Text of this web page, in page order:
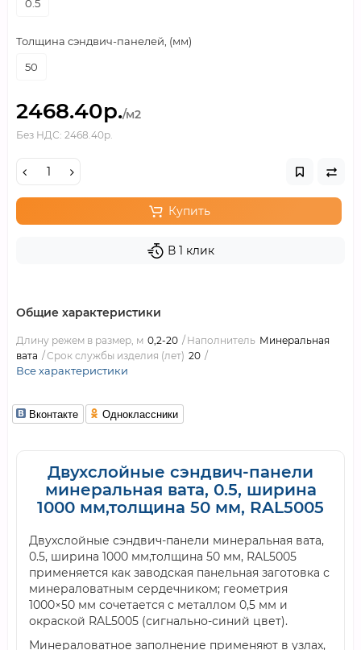
0.5
Толщина сэндвич-панелей, (мм)
50
2468.40р./м2
Без НДС: 2468.40р.
Купить
В 1 клик
Общие характеристики
Длину режем в размер, м 0,2-20 Наполнитель Минеральная
вата
Срок службы изделия (лет) 20
Все характеристики
Вконтакте Одноклассники
Двухслойные сэндвич-панели
минеральная вата, 0.5, ширина
1000 мм,толщина 50 мм, RAL5005
Двухслойные сэндвич-панели минеральная вата,
0.5, ширина 1000 мм,толщина 50 мм, RAL5005
применяется как заводская панельная заготовка с
минераловатным сердечником; геометрия
1000×50 мм сочетается с металлом 0,5 мм и
окраской RAL5005 (сигнально-синий цвет).
Минераловатное заполнение применяют в узлах,